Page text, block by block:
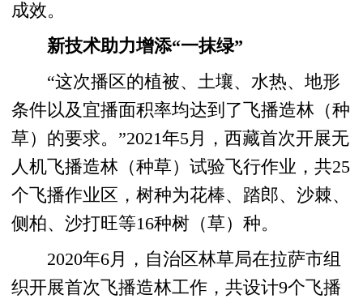
成效。
新技术助力增添“一抹绿”
“这次播区的植被、土壤、水热、地形
条件以及宜播面积率均达到了飞播造林（种
草）的要求。”2021年5月，西藏首次开展无
人机飞播造林（种草）试验飞行作业，共25
个飞播作业区，树种为花棒、踏郎、沙棘、
侧柏、沙打旺等16种树（草）种。
2020年6月，自治区林草局在拉萨市组
织开展首次飞播造林工作，共设计9个飞播